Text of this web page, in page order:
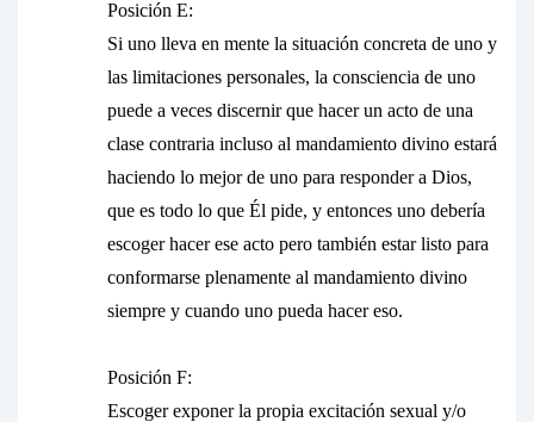
Posición E:
Si uno lleva en mente la situación concreta de uno y
las limitaciones personales, la consciencia de uno
puede a veces discernir que hacer un acto de una
clase contraria incluso al mandamiento divino estará
haciendo lo mejor de uno para responder a Dios,
que es todo lo que Él pide, y entonces uno debería
escoger hacer ese acto pero también estar listo para
conformarse plenamente al mandamiento divino
siempre y cuando uno pueda hacer eso.
Posición F:
Escoger exponer la propia excitación sexual y/o